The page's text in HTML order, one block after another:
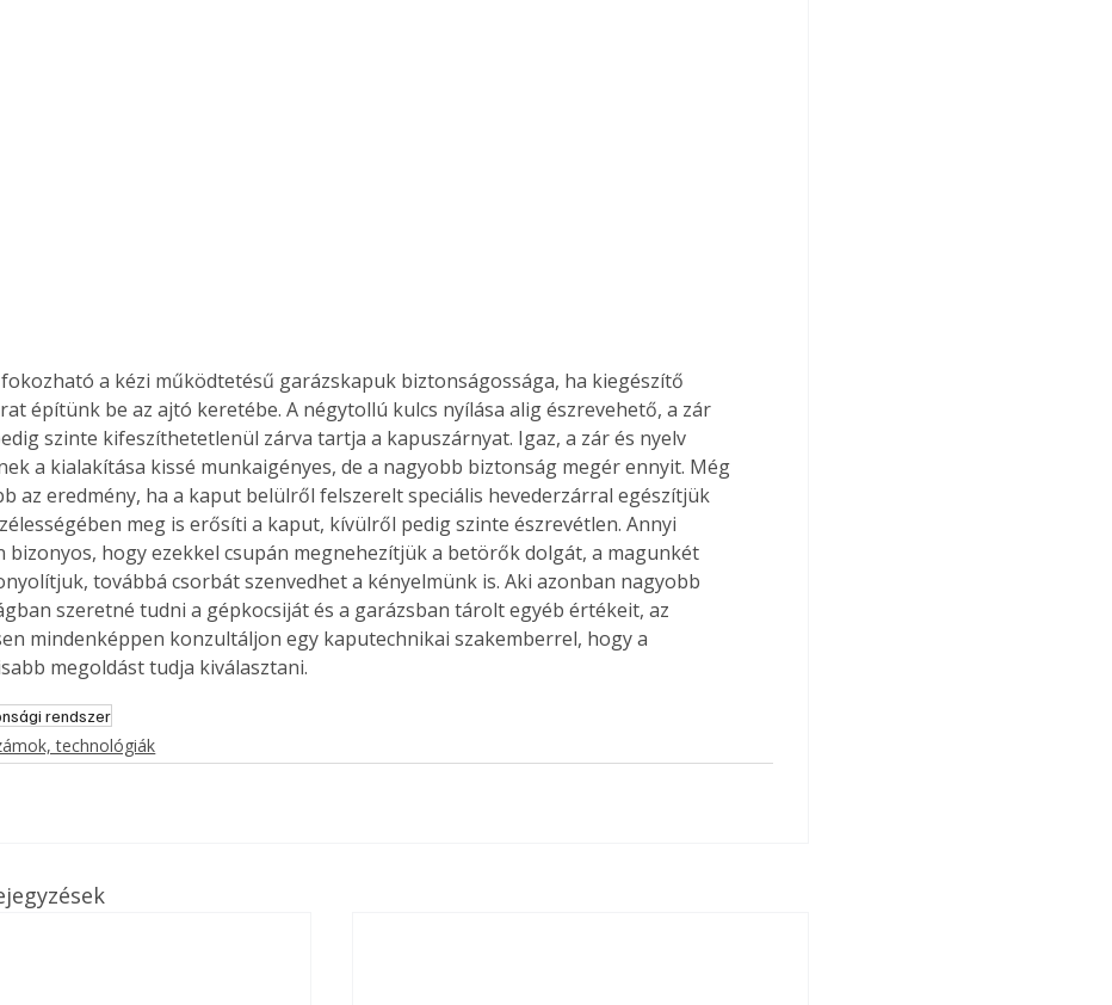
a kézi működtetésű garázskapuk biztonságossága, ha kiegészítő
építünk be az ajtó keretébe. A négytollú kulcs nyílása alig észrevehető, a zár
szinte kifeszíthetetlenül zárva tartja a kapuszárnyat. Igaz, a zár és nyelv
a kialakítása kissé munkaigényes, de a nagyobb biztonság megér ennyit. Még
az eredmény, ha a kaput belülről felszerelt speciális hevederzárral egészítjük
meg is erősíti a kaput, kívülről pedig szinte észrevétlen. Annyi
bizonyos, hogy ezekkel csupán megnehezítjük a betörők dolgát, a magunkét
továbbá csorbát szenvedhet a kényelmünk is. Aki azonban nagyobb
szeretné tudni a gépkocsiját és a garázsban tárolt egyéb értékeit, az
mindenképpen konzultáljon egy kaputechnikai szakemberrel, hogy a
megoldást tudja kiválasztani.
rendszer
technológiák